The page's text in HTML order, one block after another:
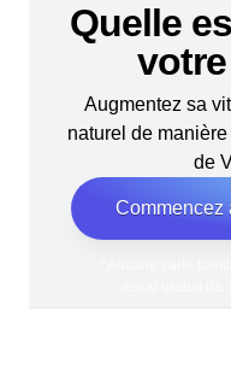
Quelle
Augmentez sa
naturel de
de
Commencez